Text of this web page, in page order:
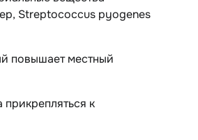
Streptococcus pyogenes
повышает местный
прикрепляться к